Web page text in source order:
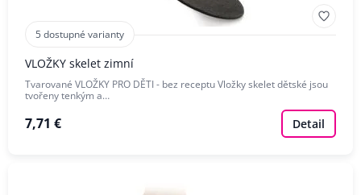
5 dostupné varianty
VLOŽKY skelet zimní
Tvarované VLOŽKY PRO DĚTI - bez receptu Vložky skelet dětské jsou
tvořeny tenkým a…
7,71 € Detail